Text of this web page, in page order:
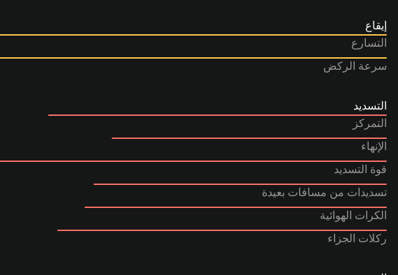
إيقاع
التسارع
سرعة الركض
التسديد
التمركز
الإنهاء
قوة التسديد
تسديدات من مسافات بعيدة
الكرات الهوائية
ركلات الجزاء